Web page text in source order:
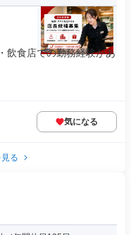
飲食店での勤務経験があ
気になる
る